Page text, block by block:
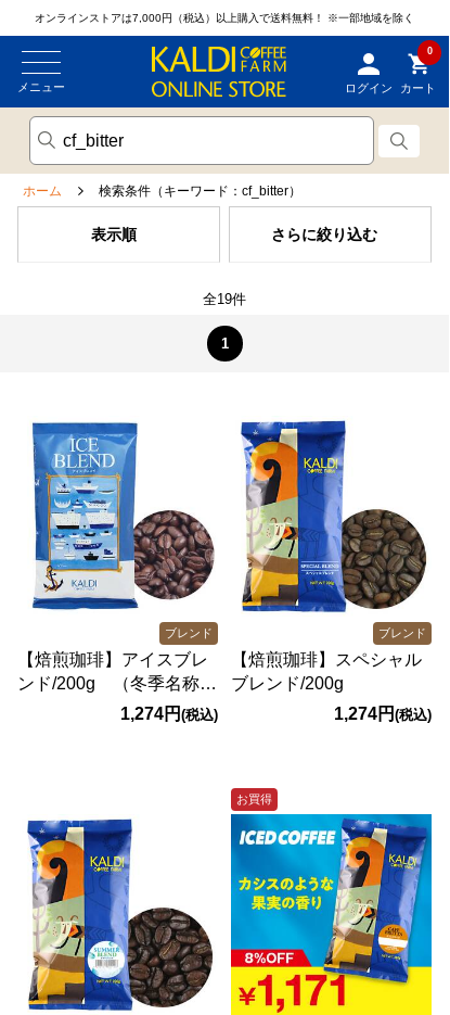
オンラインストアは7,000円（税込）以上購入で送料無料！ ※一部地域を除く
メニュー ログイン
0
カート
ホーム 検索条件（キーワード：cf_bitter）
表示順 さらに絞り込む
全19件
1
ブレンド
【焙煎珈琲】アイスブレ
ンド/200g （冬季名称：
イタリアンロースト）
1,274円(税込)
ブレンド
【焙煎珈琲】スペシャル
ブレンド/200g
1,274円 (税込)
お買得